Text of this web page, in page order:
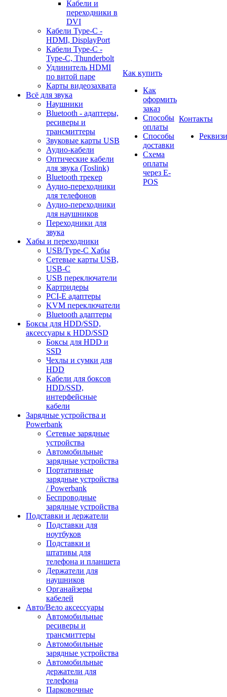
Кабели и
переходники в
DVI
Кабели Type-C -
HDMI, DisplayPort
Кабели Type-C -
Type-C, Thunderbolt
Удлинитель HDMI
по витой паре
Карты видеозахвата
Всё для звука
Наушники
Bluetooth - адаптеры,
ресиверы и
трансмиттеры
Звуковые карты USB
Аудио-кабели
Оптические кабели
для звука (Toslink)
Bluetooth трекер
Аудио-переходники
для телефонов
Аудио-переходники
для наушников
Переходники для
звука
Хабы и переходники
USB/Type-C Хабы
Сетевые карты USB,
USB-C
USB переключатели
Картридеры
PCI-E адаптеры
KVM переключатели
Bluetooth адаптеры
Боксы для HDD/SSD,
аксессуары к HDD/SSD
Боксы для HDD и
SSD
Чехлы и сумки для
HDD
Кабели для боксов
HDD/SSD,
интерфейсные
кабели
Зарядные устройства и
Powerbank
Сетевые зарядные
устройства
Автомобильные
зарядные устройства
Портативные
зарядные устройства
/ Powerbank
Беспроводные
зарядные устройства
Подставки и держатели
Подставки для
ноутбуков
Подставки и
штативы для
телефона и планшета
Держатели для
наушников
Органайзеры
кабелей
Авто/Вело аксессуары
Автомобильные
ресиверы и
трансмиттеры
Автомобильные
зарядные устройства
Автомобильные
держатели для
телефона
Парковочные
Как купить
Как
оформить
заказ
Способы
оплаты
Способы
доставки
Схема
оплаты
через E-
POS
Контакты